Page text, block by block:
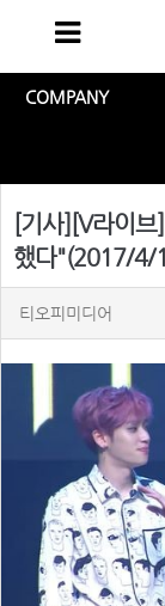
COMPANY
[기사][V라이
했다"(2017/4/
티오피미디어